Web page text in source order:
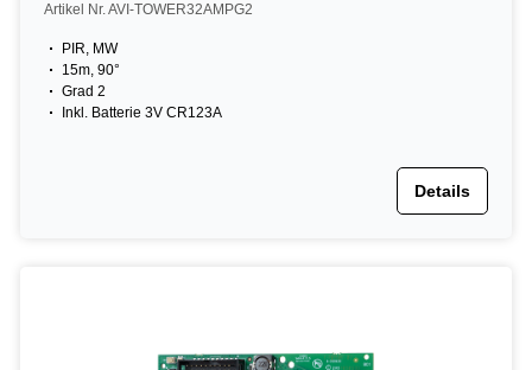
Artikel Nr. AVI-TOWER32AMPG2
PIR, MW
15m, 90°
Grad 2
Inkl. Batterie 3V CR123A
Details